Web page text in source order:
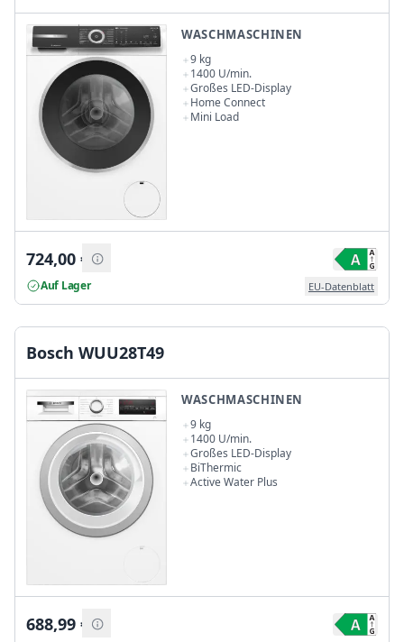
WASCHMASCHINEN
9 kg
1400 U/min.
Großes LED-Display
Home Connect
Mini Load
724,00 €
Auf Lager EU-Datenblatt
Bosch WUU28T49
WASCHMASCHINEN
9 kg
1400 U/min.
Großes LED-Display
BiThermic
Active Water Plus
688,99 €